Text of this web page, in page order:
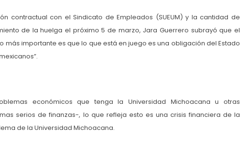
contractual con el Sindicato de Empleados (SUEUM) y la cantidad de
de la huelga el próximo 5 de marzo, Jara Guerrero subrayó que el
más importante es que lo que está en juego es una obligación del Estado
económicos que tenga la Universidad Michoacana u otras
serios de finanzas-, lo que refleja esto es una crisis financiera de la
de la Universidad Michoacana.